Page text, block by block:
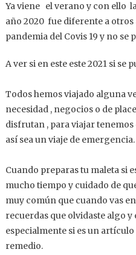
Ya viene el verano y con ello
año 2020 fue diferente a
pandemia del Covis 19 y no se
A ver si en este este 2021 si se
Todos hemos viajado alguna
necesidad , negocios o de
disfrutan , para viajar
así sea un viaje de emergencia.
Cuando preparas tu maleta si
mucho tiempo y cuidado de
muy común que cuando vas
recuerdas que olvidaste algo y
especialmente si es un
remedio.